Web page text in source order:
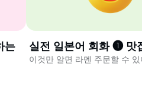
는
실전 일본어 회화 ❶ 맛
이것만 알면 라멘 주문할 수 있